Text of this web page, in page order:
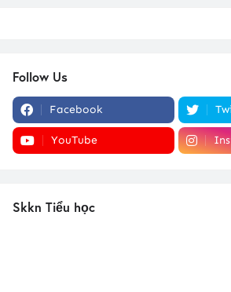
Follow Us
Facebook
YouTube
Skkn Tiểu học